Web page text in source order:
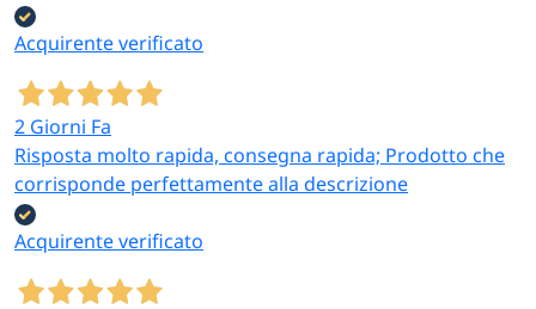
Acquirente verificato
2 Giorni Fa
Risposta molto rapida, consegna rapida; Prodotto che
corrisponde perfettamente alla descrizione
Acquirente verificato